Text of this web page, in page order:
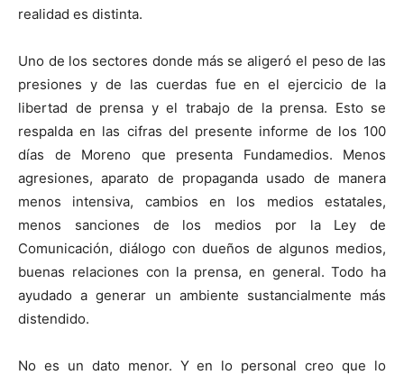
realidad es distinta.
Uno de los sectores donde más se aligeró el peso de las
presiones y de las cuerdas fue en el ejercicio de la
libertad de prensa y el trabajo de la prensa. Esto se
respalda en las cifras del presente informe de los 100
días de Moreno que presenta Fundamedios. Menos
agresiones, aparato de propaganda usado de manera
menos intensiva, cambios en los medios estatales,
menos sanciones de los medios por la Ley de
Comunicación, diálogo con dueños de algunos medios,
buenas relaciones con la prensa, en general. Todo ha
ayudado a generar un ambiente sustancialmente más
distendido.
No es un dato menor. Y en lo personal creo que lo